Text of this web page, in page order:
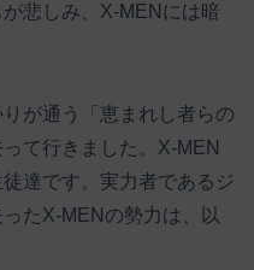
悲しみ、X-MENには暗
が通う「恵まれし者らの
て行きました。X-MEN
達です。実力者であるジ
たX-MENの勢力は、以